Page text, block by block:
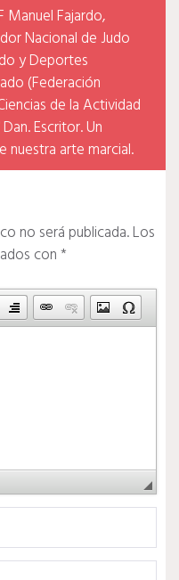
Manuel Fajardo,
Nacional de Judo
y Deportes
(Federación
de la Actividad
Escritor. Un
nuestra arte marcial.
no será publicada.Los
con*